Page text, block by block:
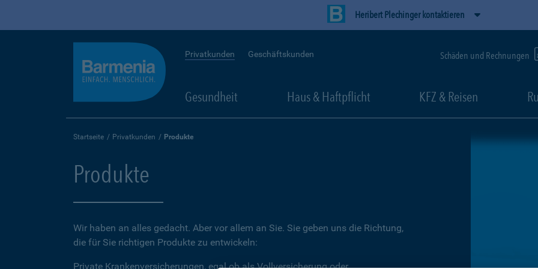
Heribert Plechinger kontaktieren
Privatkunden Geschäftskunden Schäden und Rechnungen
Gesundheit Haus & Haftpflicht KFZ & Reisen
Startseite Privatkunden Produkte
Produkte
Wir haben an alles gedacht. Aber vor allem an Sie. Sie geben uns die Richtung,
die für Sie richtigen Produkte zu entwickeln:
Private Krankenversicherungen, egal ob als Vollversicherung oder